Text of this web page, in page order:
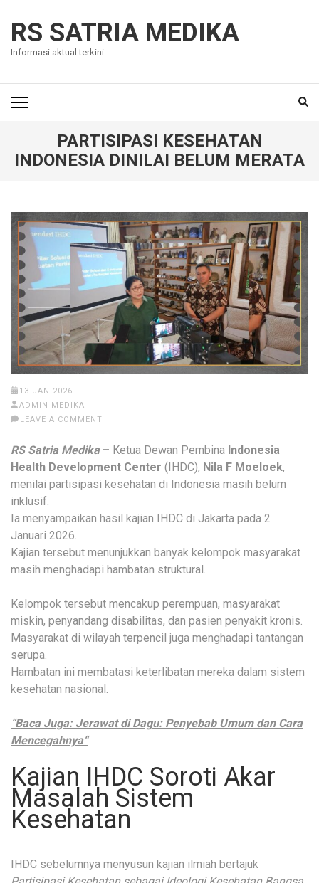
content
(Press
RS SATRIA MEDIKA
Informasi aktual terkini
PARTISIPASI KESEHATAN
INDONESIA DINILAI BELUM MERATA
13 JAN 2026
ADMIN MEDIKA
LEAVE A COMMENT
RS Satria Medika – Ketua Dewan Pembina Indonesia
Health Development Center (IHDC), Nila F Moeloek,
menilai partisipasi kesehatan di Indonesia masih belum
inklusif.
Ia menyampaikan hasil kajian IHDC di Jakarta pada 2
Januari 2026.
Kajian tersebut menunjukkan banyak kelompok masyarakat
masih menghadapi hambatan struktural.
Kelompok tersebut mencakup perempuan, masyarakat
miskin, penyandang disabilitas, dan pasien penyakit kronis.
Masyarakat di wilayah terpencil juga menghadapi tantangan
serupa.
Hambatan ini membatasi keterlibatan mereka dalam sistem
kesehatan nasional.
“Baca Juga: Jerawat di Dagu: Penyebab Umum dan Cara
Mencegahnya“
Kajian IHDC Soroti Akar
Masalah Sistem
Kesehatan
IHDC sebelumnya menyusun kajian ilmiah bertajuk